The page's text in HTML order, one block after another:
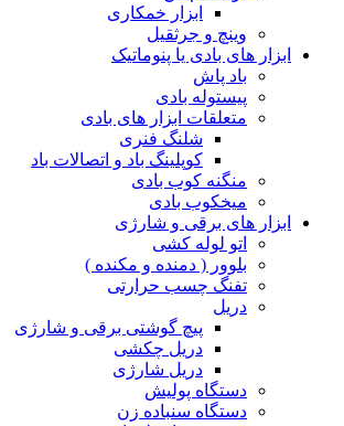
ابزار خمکاری
وینچ و جرثقیل
ابزار های بادی یا پنوماتیک
باد پاش
پیستوله بادی
متعلقات ابزار های بادی
شلنگ فنری
کوپلینگ باد و اتصالات باد
منگنه کوب بادی
میخکوب بادی
ابزار های برقی و شارژی
اتو لوله کشی
بلوور ( دمنده و مکنده )
تفنگ چسب حرارتی
دریل
پیچ گوشتی برقی و شارژی
دریل چکشی
دریل شارژی
دستگاه پولیش
دستگاه سنباده زن